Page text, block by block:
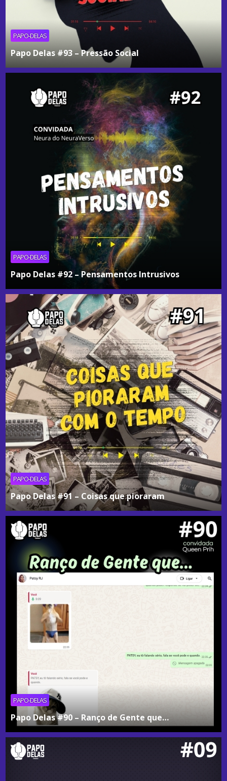
PAPO-DELAS
Papo Delas #93 – Pressão Social
PAPO-DELAS
Papo Delas #92 – Pensamentos Intrusivos
PAPO-DELAS
Papo Delas #91 – Coisas que pioraram
PAPO-DELAS
Papo Delas #90 – Ranço de Gente que…